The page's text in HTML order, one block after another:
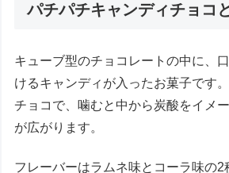
パチパチキャンディチョコ
キューブ型のチョコレートの中に、
けるキャンディが入ったお菓子です
チョコで、噛むと中から炭酸をイメ
が広がります。
フレーバーはラムネ味とコーラ味の2